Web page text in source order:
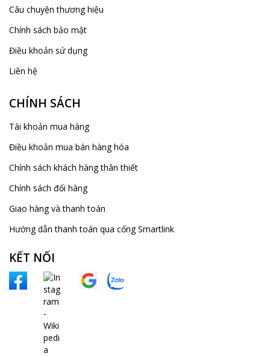
Câu chuyện thương hiệu
Chính sách bảo mật
Điều khoản sử dụng
Liên hệ
CHÍNH SÁCH
Tài khoản mua hàng
Điều khoản mua bán hàng hóa
Chính sách khách hàng thân thiết
Chính sách đổi hàng
Giao hàng và thanh toán
Hướng dẫn thanh toán qua cổng Smartlink
KẾT NỐI